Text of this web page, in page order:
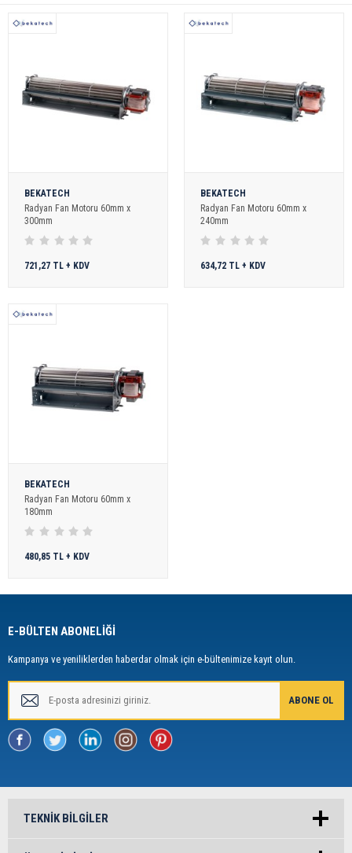
BEKATECH
Radyan Fan Motoru 60mm x
300mm
721,27 TL + KDV
BEKATECH
Radyan Fan Motoru 60mm x
240mm
634,72 TL + KDV
BEKATECH
Radyan Fan Motoru 60mm x
180mm
480,85 TL + KDV
E-BÜLTEN ABONELİĞİ
Kampanya ve yeniliklerden haberdar olmak için e-bültenimize kayıt olun.
TEKNIK BILGILER